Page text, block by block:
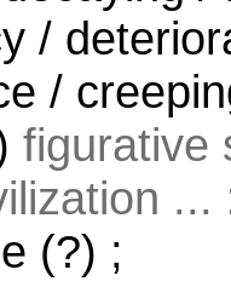
/
/
figurative
...
(?) ;